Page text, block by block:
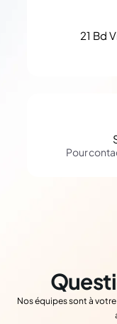
21 Bd
Pour
Nos équipes sont à